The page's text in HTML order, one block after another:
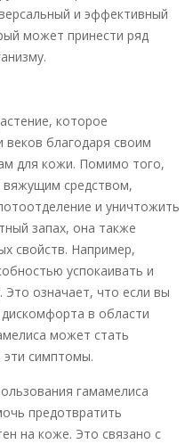
и эффективный
может принести ряд
которое
веков благодаря своим
для кожи. Помимо того,
вяжущим средством,
и уничтожить
запах, она также
свойств. Например,
успокаивать и
означает, что если вы
в области
может стать
симптомы.
гамамелиса
предотвратить
на коже. Это связано с